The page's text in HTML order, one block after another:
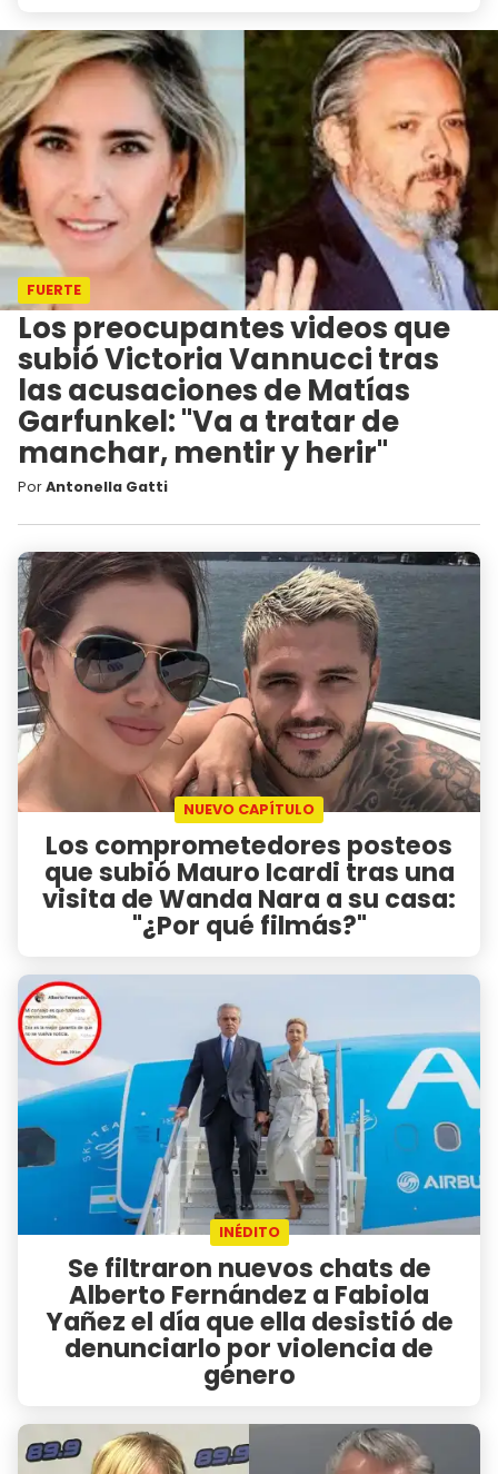
FUERTE
Los preocupantes videos que
subió Victoria Vannucci tras
las acusaciones de Matías
Garfunkel: "Va a tratar de
manchar, mentir y herir"
PorAntonella Gatti
NUEVO CAPÍTULO
Los comprometedores posteos
que subió Mauro Icardi tras una
visita de Wanda Nara a su casa:
"¿Por qué filmás?"
INÉDITO
Se filtraron nuevos chats de
Alberto Fernández a Fabiola
Yañez el día que ella desistió de
denunciarlo por violencia de
género